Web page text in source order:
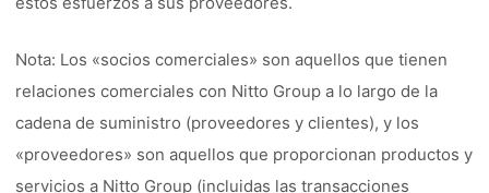
Nota: Los «socios comerciales» son aquellos que tienen
relaciones comerciales con Nitto Group a lo largo de la
cadena de suministro (proveedores y clientes), y los
«proveedores» son aquellos que proporcionan productos y
servicios a Nitto Group (incluidas las transacciones